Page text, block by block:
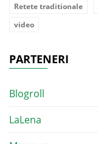
Retete traditionale
video
PARTENERI
Blogroll
LaLena